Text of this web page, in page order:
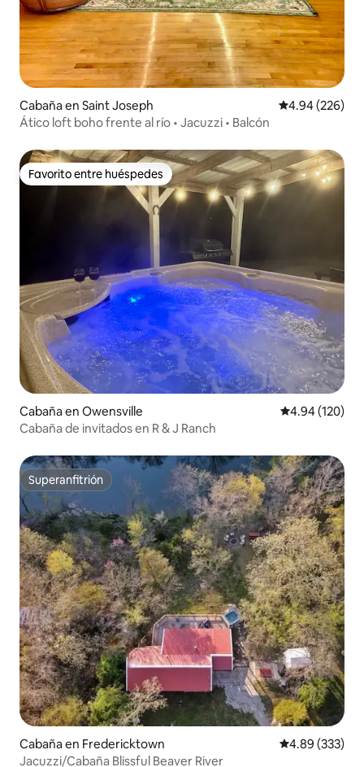
Cabaña en Saint Joseph Calificación
4.94 (226)
Ático loft boho frente al río • Jacuzzi • Balcón
Favorito entre huéspedes
Favorito entre huéspedes
Cabaña en Owensville Calificación
4.94 (120)
Cabaña de invitados en R & J Ranch
Superanfitrión
Superanfitrión
Cabaña en Fredericktown Calificación
4.89 (333)
Jacuzzi/Cabaña Blissful Beaver River